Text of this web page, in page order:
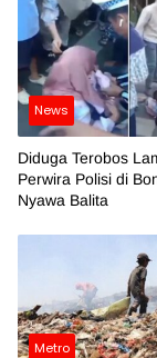
News
Diduga Terobos
Perwira Polisi di
Nyawa Balita
Metro